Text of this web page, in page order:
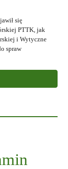
się
PTTK, jak
i Wytyczne
spraw